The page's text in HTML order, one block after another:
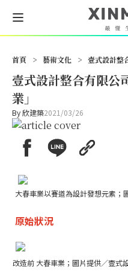
首頁 > 藝術文化 > 壹式設計整
壹式設計整合有限公
業」
By欣建築2021/03/26
大春車業以賽道為設計發想元素 ；
原始狀況
改造前 大春車業；圖片提供／壹式